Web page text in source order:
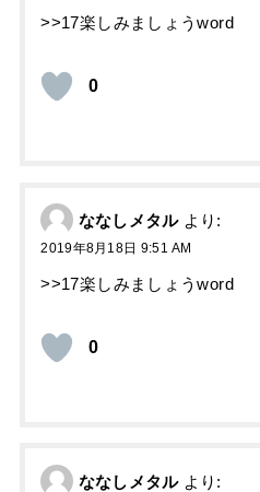
>>17楽しみましょうword
0
ななしメタル より:
2019年8月18日 9:51 AM
>>17楽しみましょうword
0
ななしメタル より: